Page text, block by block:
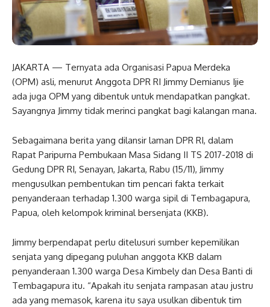
JAKARTA — Ternyata ada Organisasi Papua Merdeka
(OPM) asli, menurut Anggota DPR RI Jimmy Demianus Ijie
ada juga OPM yang dibentuk untuk mendapatkan pangkat.
Sayangnya Jimmy tidak merinci pangkat bagi kalangan mana.
Sebagaimana berita yang dilansir laman DPR RI, dalam
Rapat Paripurna Pembukaan Masa Sidang II TS 2017-2018 di
Gedung DPR RI, Senayan, Jakarta, Rabu (15/11), Jimmy
mengusulkan pembentukan tim pencari fakta terkait
penyanderaan terhadap 1.300 warga sipil di Tembagapura,
Papua, oleh kelompok kriminal bersenjata (KKB).
Jimmy berpendapat perlu ditelusuri sumber kepemilikan
senjata yang dipegang puluhan anggota KKB dalam
penyanderaan 1.300 warga Desa Kimbely dan Desa Banti di
Tembagapura itu. “Apakah itu senjata rampasan atau justru
ada yang memasok, karena itu saya usulkan dibentuk tim